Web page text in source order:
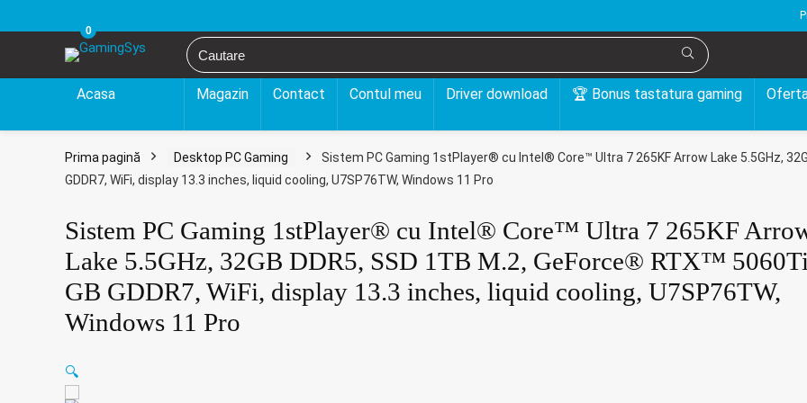
0
Acasa Magazin Contact Contul meu Driver download 🏆 Bonus tastatura gaming
Prima pagină Desktop PC Gaming
Sistem PC Gaming 1stPlayer® cu Intel® Core™ Ultra 7 265KF Arrow Lake 5.5GHz,
GDDR7, WiFi, display 13.3 inches, liquid cooling, U7SP76TW, Windows 11 Pro
Sistem PC Gaming 1stPlayer® cu Intel® Core™ Ultra 7 265KF
Lake 5.5GHz, 32GB DDR5, SSD 1TB M.2, GeForce® RTX™
GB GDDR7, WiFi, display 13.3 inches, liquid cooling, U7SP76TW,
Windows 11 Pro
🔍